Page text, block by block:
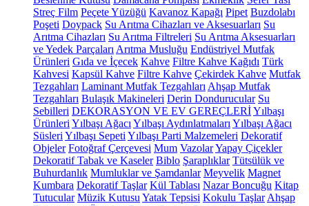
Streç Film Peçete Yüzüğü Kavanoz Kapağı Pipet Buzdolabı
Poşeti Doypack Su Arıtma Cihazları ve Aksesuarları Su
Arıtma Cihazları Su Arıtma Filtreleri Su Arıtma Aksesuarları
ve Yedek Parçaları Arıtma Musluğu Endüstriyel Mutfak
Ürünleri Gıda ve İçecek Kahve Filtre Kahve Kağıdı Türk
Kahvesi Kapsül Kahve Filtre Kahve Çekirdek Kahve Mutfak
Tezgahları Laminant Mutfak Tezgahları Ahşap Mutfak
Tezgahları Bulaşık Makineleri Derin Dondurucular Su
Sebilleri DEKORASYON VE EV GEREÇLERİYılbaşı
Ürünleri Yılbaşı Ağacı Yılbaşı Aydınlatmaları Yılbaşı Ağacı
Süsleri Yılbaşı Sepeti Yılbaşı Parti Malzemeleri Dekoratif
Objeler Fotoğraf Çerçevesi Mum VazolarYapay Çiçekler
Dekoratif Tabak ve Kaseler Biblo Şaraplıklar Tütsülük ve
Buhurdanlık Mumluklar ve Şamdanlar Meyvelik Magnet
Kumbara Dekoratif Taşlar Kül Tablası Nazar Boncuğu Kitap
Tutucular Müzik Kutusu Yatak Tepsisi Kokulu Taşlar Ahşap